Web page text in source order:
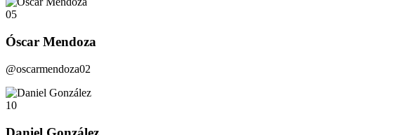
05
Óscar Mendoza
@oscarmendoza02
10